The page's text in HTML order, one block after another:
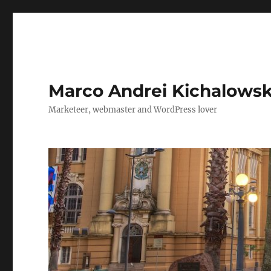
Marco Andrei
Marketeer, webmaster and WordPress lover